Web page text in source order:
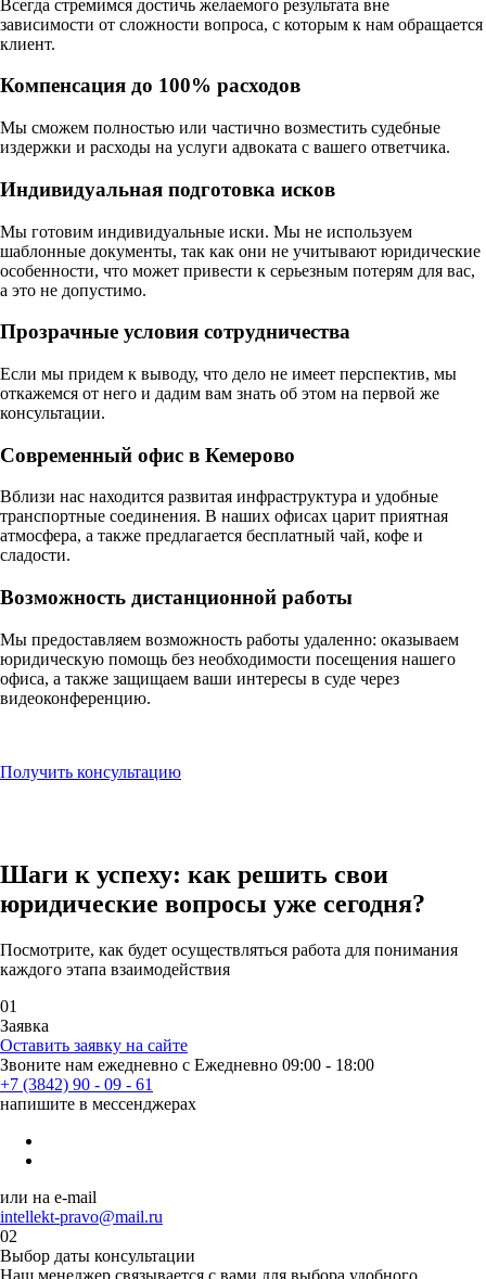
Всегда стремимся достичь желаемого результата вне
зависимости от сложности вопроса, с которым к нам обращается
клиент.
Компенсация до 100% расходов
Мы сможем полностью или частично возместить судебные
издержки и расходы на услуги адвоката с вашего ответчика.
Индивидуальная подготовка исков
Мы готовим индивидуальные иски. Мы не используем
шаблонные документы, так как они не учитывают юридические
особенности, что может привести к серьезным потерям для вас,
а это не допустимо.
Прозрачные условия сотрудничества
Если мы придем к выводу, что дело не имеет перспектив, мы
откажемся от него и дадим вам знать об этом на первой же
консультации.
Современный офис в Кемерово
Вблизи нас находится развитая инфраструктура и удобные
транспортные соединения. В наших офисах царит приятная
атмосфера, а также предлагается бесплатный чай, кофе и
сладости.
Возможность дистанционной работы
Мы предоставляем возможность работы удаленно: оказываем
юридическую помощь без необходимости посещения нашего
офиса, а также защищаем ваши интересы в суде через
видеоконференцию.
Получить консультацию
Шаги к успеху: как решить свои
юридические вопросы уже сегодня?
Посмотрите, как будет осуществляться работа для понимания
каждого этапа взаимодействия
01
Заявка
Оставить заявку на сайте
Звоните нам ежедневно с Ежедневно 09:00 - 18:00
+7 (3842) 90 - 09 - 61
напишите в мессенджерах
или на e-mail
intellekt-pravo@mail.ru
02
Выбор даты консультации
Наш менеджер связывается с вами для выбора удобного